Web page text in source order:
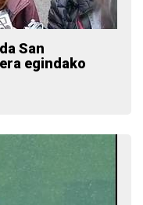
San
egindako